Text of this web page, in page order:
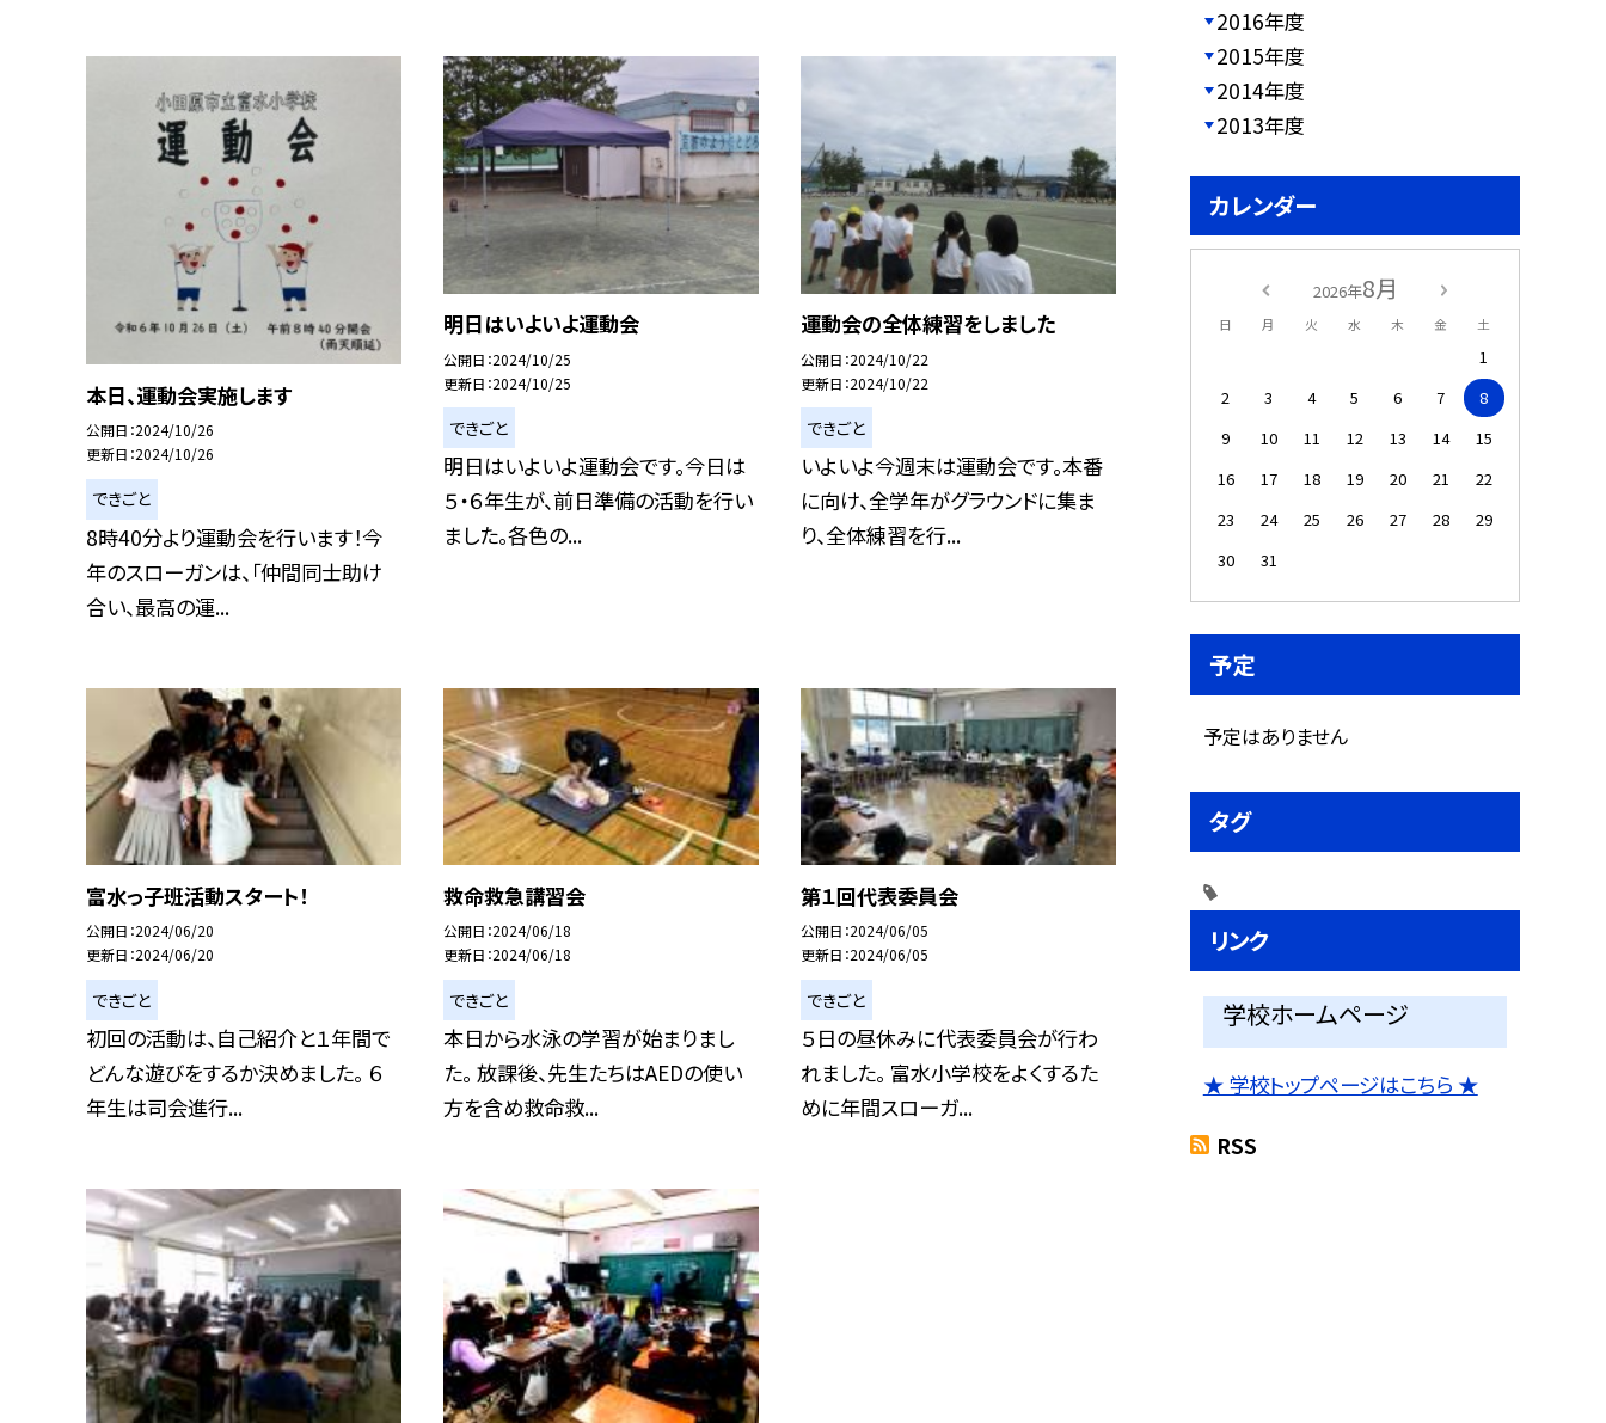
本日、運動会実施します
公開日 2024/10/26
更新日 2024/10/26
できごと
8時40分より運動会を行います！今
年のスローガンは、「仲間同士助け
合い、最高の運...
明日はいよいよ運動会
公開日 2024/10/25
更新日 2024/10/25
できごと
明日はいよいよ運動会です。今日は
５・６年生が、前日準備の活動を行い
ました。各色の...
運動会の全体練習をしました
公開日 2024/10/22
更新日 2024/10/22
できごと
いよいよ今週末は運動会です。本番
に向け、全学年がグラウンドに集ま
り、全体練習を行...
富水っ子班活動スタート！
公開日 2024/06/20
更新日 2024/06/20
できごと
初回の活動は、自己紹介と１年間で
どんな遊びをするか決めました。 ６
年生は司会進行...
救命救急講習会
公開日 2024/06/18
更新日 2024/06/18
できごと
本日から水泳の学習が始まりまし
た。 放課後、先生たちはAEDの使い
方を含め救命救...
第１回代表委員会
公開日 2024/06/05
更新日 2024/06/05
できごと
５日の昼休みに代表委員会が行わ
れました。 富水小学校をよくするた
めに年間スローガ...
2016年度
2015年度
2014年度
2013年度
カレンダー
2026年8月
日 月 火 水 木 金 土
1
2
3 4 5 6 7
8
9
10 11 12 13 14
15
16
17 18 19 20 21
22
23
24 25 26 27 28
29
30
31
予定
予定はありません
タグ
リンク
学校ホームページ
★ 学校トップページはこちら ★
RSS